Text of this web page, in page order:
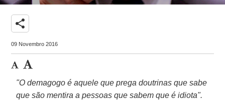
share
09 Novembro 2016
"O demagogo é aquele que prega doutrinas que sabe
que são mentira a pessoas que sabem que é idiota".